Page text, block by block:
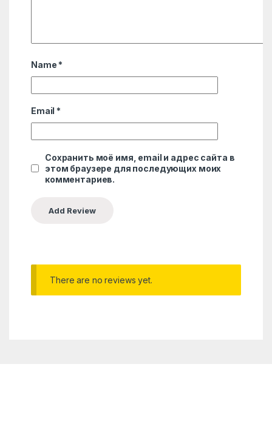
Name *
Email *
Сохранить моё имя, email и адрес сайта в
этом браузере для последующих моих
комментариев.
There are no reviews yet.